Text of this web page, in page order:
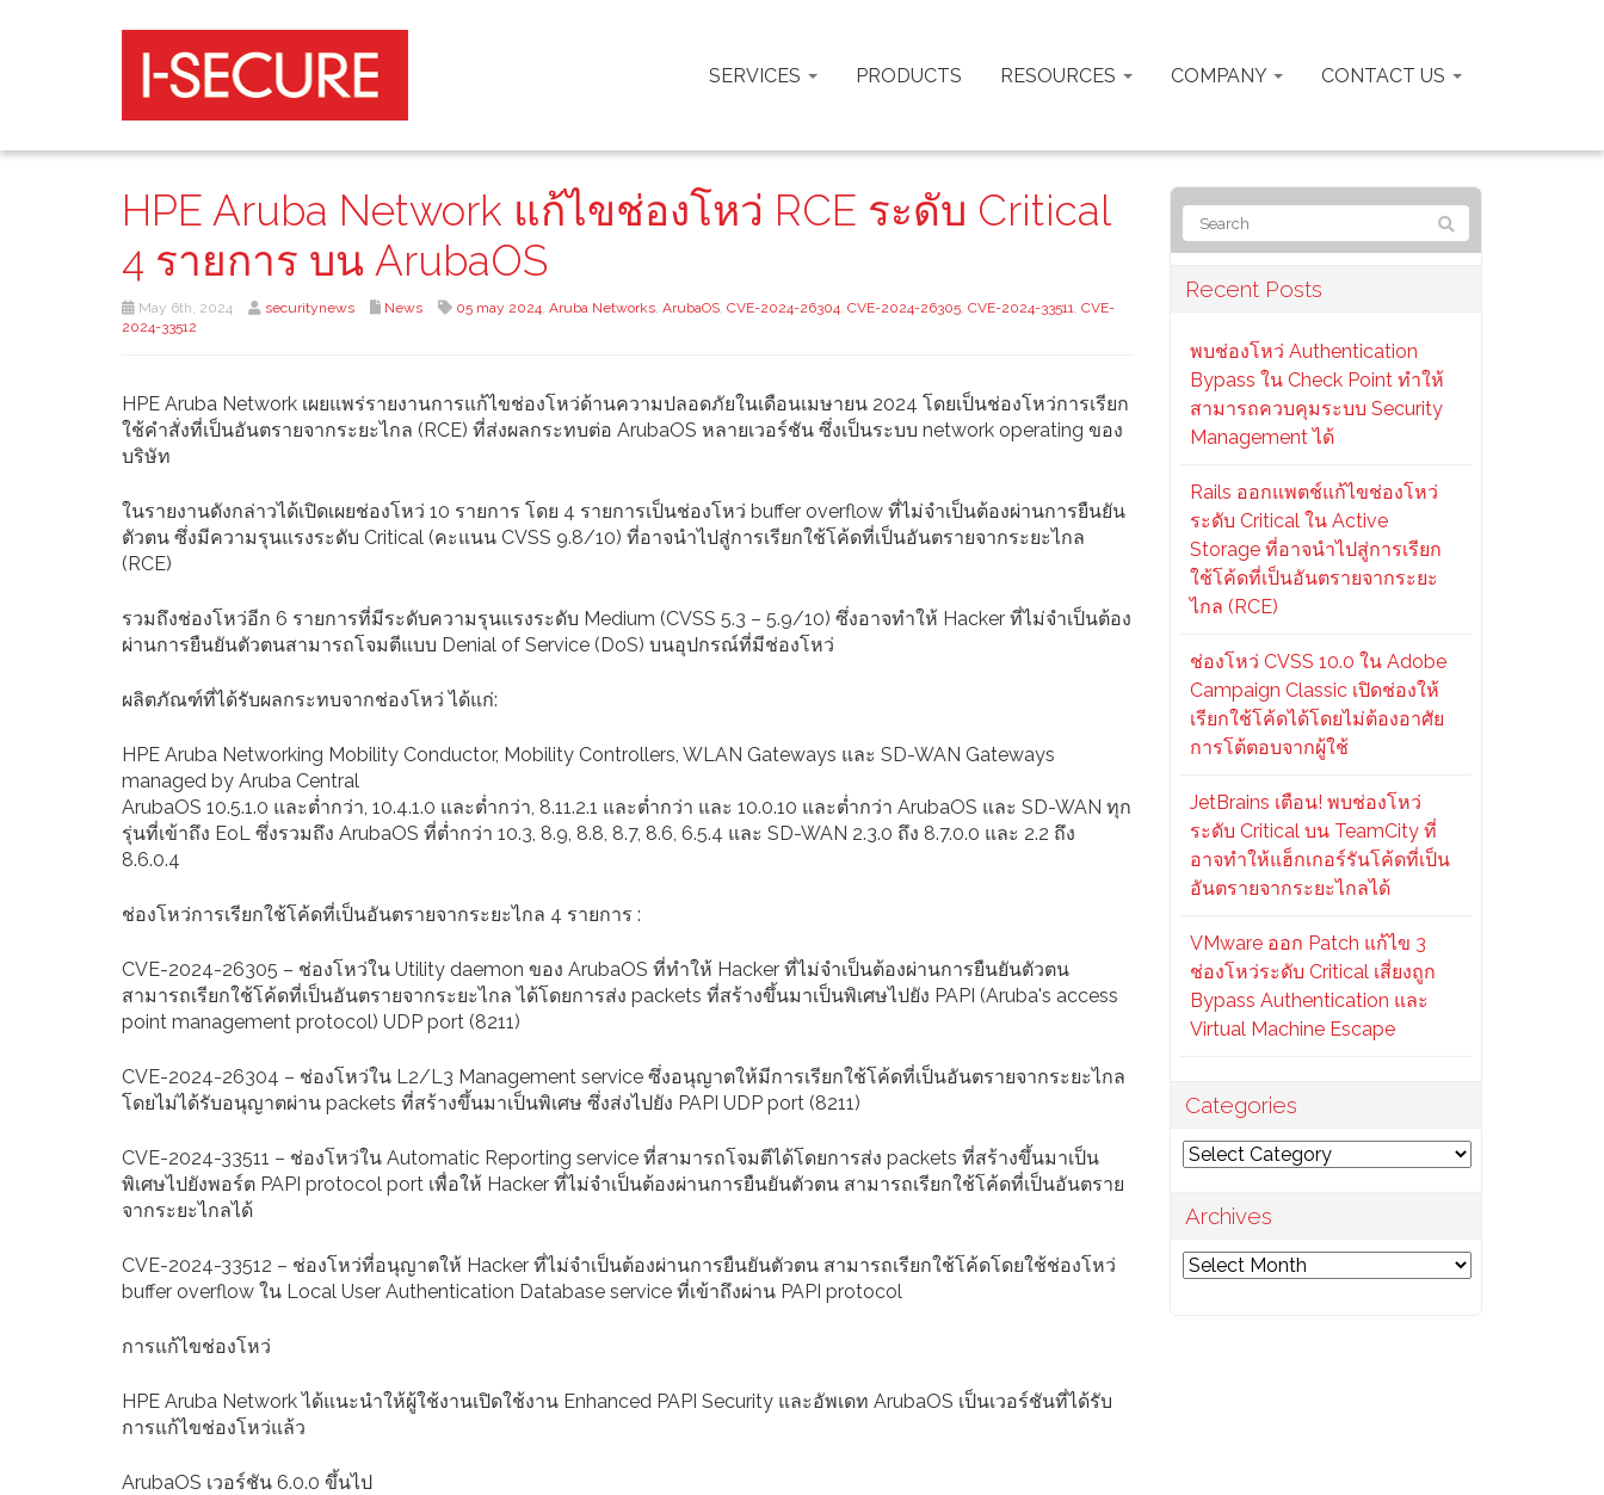
SERVICES PRODUCTS RESOURCES COMPANY CONTACT US
HPE Aruba Network แก้ไขช่องโหว่ RCE ระดับ Critical
4 รายการ บน ArubaOS
May 6th, 2024 securitynews News 05 may 2024, Aruba Networks, ArubaOS, CVE-2024-26304, CVE-2024-26305, CVE-2024-33511, CVE-
2024-33512
HPE Aruba Network เผยแพร่รายงานการแก้ไขช่องโหว่ด้านความปลอดภัยในเดือนเมษายน 2024 โดยเป็นช่องโหว่การเรียก
ใช้คำสั่งที่เป็นอันตรายจากระยะไกล (RCE) ที่ส่งผลกระทบต่อ ArubaOS หลายเวอร์ชัน ซึ่งเป็นระบบ network operating ของ
บริษัท
ในรายงานดังกล่าวได้เปิดเผยช่องโหว่ 10 รายการ โดย 4 รายการเป็นช่องโหว่ buffer overflow ที่ไม่จำเป็นต้องผ่านการยืนยัน
ตัวตน ซึ่งมีความรุนแรงระดับ Critical (คะแนน CVSS 9.8/10) ที่อาจนำไปสู่การเรียกใช้โค้ดที่เป็นอันตรายจากระยะไกล
(RCE)
รวมถึงช่องโหว่อีก 6 รายการที่มีระดับความรุนแรงระดับ Medium (CVSS 5.3 – 5.9/10) ซึ่งอาจทำให้ Hacker ที่ไม่จำเป็นต้อง
ผ่านการยืนยันตัวตนสามารถโจมตีแบบ Denial of Service (DoS) บนอุปกรณ์ที่มีช่องโหว่
ผลิตภัณฑ์ที่ได้รับผลกระทบจากช่องโหว่ ได้แก่:
HPE Aruba Networking Mobility Conductor, Mobility Controllers, WLAN Gateways และ SD-WAN Gateways
managed by Aruba Central
ArubaOS 10.5.1.0 และต่ำกว่า, 10.4.1.0 และต่ำกว่า, 8.11.2.1 และต่ำกว่า และ 10.0.10 และต่ำกว่า ArubaOS และ SD-WAN ทุก
รุ่นที่เข้าถึง EoL ซึ่งรวมถึง ArubaOS ที่ต่ำกว่า 10.3, 8.9, 8.8, 8.7, 8.6, 6.5.4 และ SD-WAN 2.3.0 ถึง 8.7.0.0 และ 2.2 ถึง
8.6.0.4
ช่องโหว่การเรียกใช้โค้ดที่เป็นอันตรายจากระยะไกล 4 รายการ :
CVE-2024-26305 – ช่องโหว่ใน Utility daemon ของ ArubaOS ที่ทำให้ Hacker ที่ไม่จำเป็นต้องผ่านการยืนยันตัวตน
สามารถเรียกใช้โค้ดที่เป็นอันตรายจากระยะไกล ได้โดยการส่ง packets ที่สร้างขึ้นมาเป็นพิเศษไปยัง PAPI (Aruba's access
point management protocol) UDP port (8211)
CVE-2024-26304 – ช่องโหว่ใน L2/L3 Management service ซึ่งอนุญาตให้มีการเรียกใช้โค้ดที่เป็นอันตรายจากระยะไกล
โดยไม่ได้รับอนุญาตผ่าน packets ที่สร้างขึ้นมาเป็นพิเศษ ซึ่งส่งไปยัง PAPI UDP port (8211)
CVE-2024-33511 – ช่องโหว่ใน Automatic Reporting service ที่สามารถโจมตีได้โดยการส่ง packets ที่สร้างขึ้นมาเป็น
พิเศษไปยังพอร์ต PAPI protocol port เพื่อให้ Hacker ที่ไม่จำเป็นต้องผ่านการยืนยันตัวตน สามารถเรียกใช้โค้ดที่เป็นอันตราย
จากระยะไกลได้
CVE-2024-33512 – ช่องโหว่ที่อนุญาตให้ Hacker ที่ไม่จำเป็นต้องผ่านการยืนยันตัวตน สามารถเรียกใช้โค้ดโดยใช้ช่องโหว่
buffer overflow ใน Local User Authentication Database service ที่เข้าถึงผ่าน PAPI protocol
การแก้ไขช่องโหว่
HPE Aruba Network ได้แนะนำให้ผู้ใช้งานเปิดใช้งาน Enhanced PAPI Security และอัพเดท ArubaOS เป็นเวอร์ชันที่ได้รับ
การแก้ไขช่องโหว่แล้ว
ArubaOS เวอร์ชัน 6.0.0 ขึ้นไป
Recent Posts
พบช่องโหว่ Authentication
Bypass ใน Check Point ทำให้
สามารถควบคุมระบบ Security
Management ได้
Rails ออกแพตช์แก้ไขช่องโหว่
ระดับ Critical ใน Active
Storage ที่อาจนำไปสู่การเรียก
ใช้โค้ดที่เป็นอันตรายจากระยะ
ไกล (RCE)
ช่องโหว่ CVSS 10.0 ใน Adobe
Campaign Classic เปิดช่องให้
เรียกใช้โค้ดได้โดยไม่ต้องอาศัย
การโต้ตอบจากผู้ใช้
JetBrains เตือน! พบช่องโหว่
ระดับ Critical บน TeamCity ที่
อาจทำให้แฮ็กเกอร์รันโค้ดที่เป็น
อันตรายจากระยะไกลได้
VMware ออก Patch แก้ไข 3
ช่องโหว่ระดับ Critical เสี่ยงถูก
Bypass Authentication และ
Virtual Machine Escape
Categories
Categories
Archives
Archives